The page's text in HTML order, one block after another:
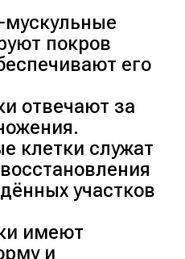
покров
его
отвечают за
клетки служат
участков
имеют
и